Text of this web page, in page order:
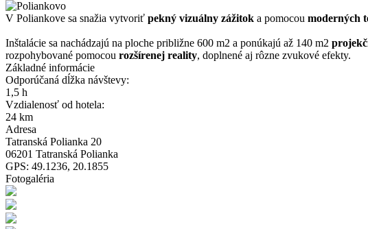
V Poliankove sa snažia vytvoriť pekný vizuálny zážitok a pomocou moderných
Inštalácie sa nachádzajú na ploche približne 600 m2 a ponúkajú až 140 m2
rozpohybované pomocou rozšírenej reality, doplnené aj rôzne zvukové efekty.
Základné informácie
Odporúčaná dĺžka návštevy:
1,5 h
Vzdialenosť od hotela:
24 km
Adresa
Tatranská Polianka 20
06201 Tatranská Polianka
GPS: 49.1236, 20.1855
Fotogaléria